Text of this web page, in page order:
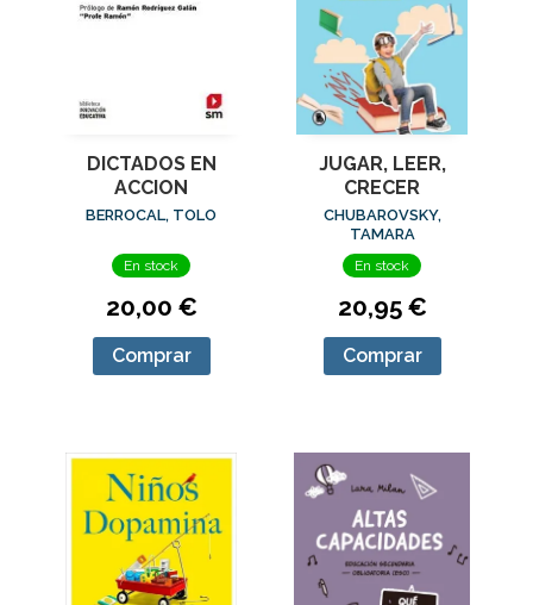
DICTADOS EN
ACCION
BERROCAL, TOLO
En stock
20,00 €
Comprar
JUGAR, LEER,
CRECER
CHUBAROVSKY,
TAMARA
En stock
20,95 €
Comprar